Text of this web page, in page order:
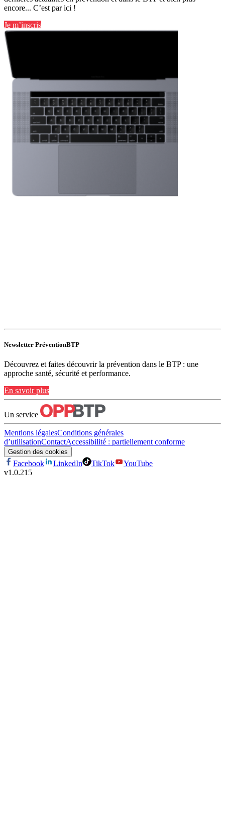
encore... C’est par ici !
Je m’inscris
Newsletter PréventionBTP
Découvrez et faites découvrir la prévention dans le BTP : une
approche santé, sécurité et performance.
En savoir plus
Un service
Mentions légalesConditions générales
d’utilisationContactAccessibilité : partiellement conforme
Gestion des cookies
Facebook LinkedIn TikTok
YouTube
v1.0.215